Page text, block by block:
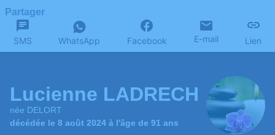
Partager
SMS WhatsApp Facebook E-mail Lien
Lucienne LADRECH
née DELORT
décédée le 8 août 2024 à l'âge de 91 ans